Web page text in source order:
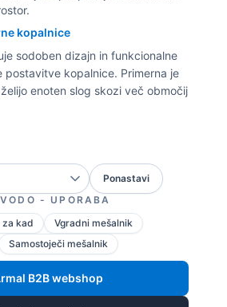
kopalnice
sodoben dizajn in funkcionalne
postavitve kopalnice. Primerna je
enoten slog skozi več območij
Ponastavi
- UPORABA
za kad
Vgradni mešalnik
Samostoječi mešalnik
B2B webshop